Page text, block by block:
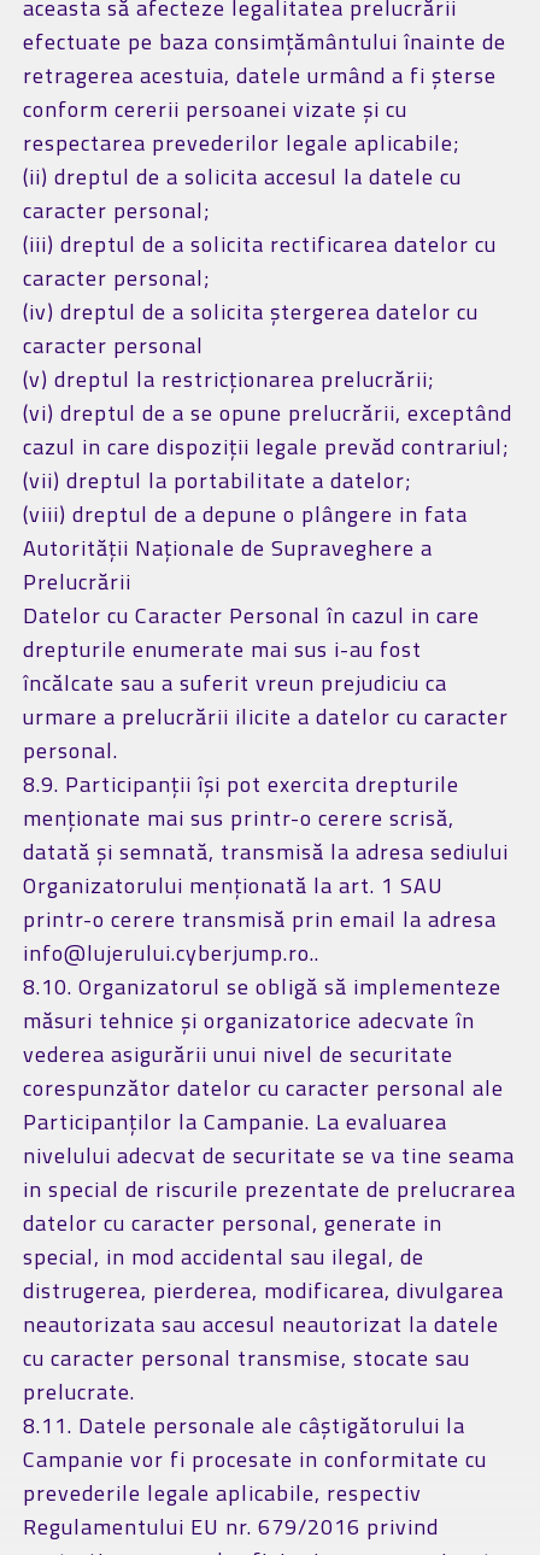
aceasta să afecteze legalitatea prelucrării
efectuate pe baza consimțământului înainte de
retragerea acestuia, datele urmând a fi șterse
conform cererii persoanei vizate și cu
respectarea prevederilor legale aplicabile;
(ii) dreptul de a solicita accesul la datele cu
caracter personal;
(iii) dreptul de a solicita rectificarea datelor cu
caracter personal;
(iv) dreptul de a solicita ștergerea datelor cu
caracter personal
(v) dreptul la restricționarea prelucrării;
(vi) dreptul de a se opune prelucrării, exceptând
cazul in care dispoziții legale prevăd contrariul;
(vii) dreptul la portabilitate a datelor;
(viii) dreptul de a depune o plângere in fata
Autorității Naționale de Supraveghere a
Prelucrării
Datelor cu Caracter Personal în cazul in care
drepturile enumerate mai sus i-au fost
încălcate sau a suferit vreun prejudiciu ca
urmare a prelucrării ilicite a datelor cu caracter
personal.
8.9. Participanții își pot exercita drepturile
menționate mai sus printr-o cerere scrisă,
datată și semnată, transmisă la adresa sediului
Organizatorului menționată la art. 1 SAU
printr-o cerere transmisă prin email la adresa
info@lujerului.cyberjump.ro..
8.10. Organizatorul se obligă să implementeze
măsuri tehnice și organizatorice adecvate în
vederea asigurării unui nivel de securitate
corespunzător datelor cu caracter personal ale
Participanților la Campanie. La evaluarea
nivelului adecvat de securitate se va tine seama
in special de riscurile prezentate de prelucrarea
datelor cu caracter personal, generate in
special, in mod accidental sau ilegal, de
distrugerea, pierderea, modificarea, divulgarea
neautorizata sau accesul neautorizat la datele
cu caracter personal transmise, stocate sau
prelucrate.
8.11. Datele personale ale câștigătorului la
Campanie vor fi procesate in conformitate cu
prevederile legale aplicabile, respectiv
Regulamentului EU nr. 679/2016 privind